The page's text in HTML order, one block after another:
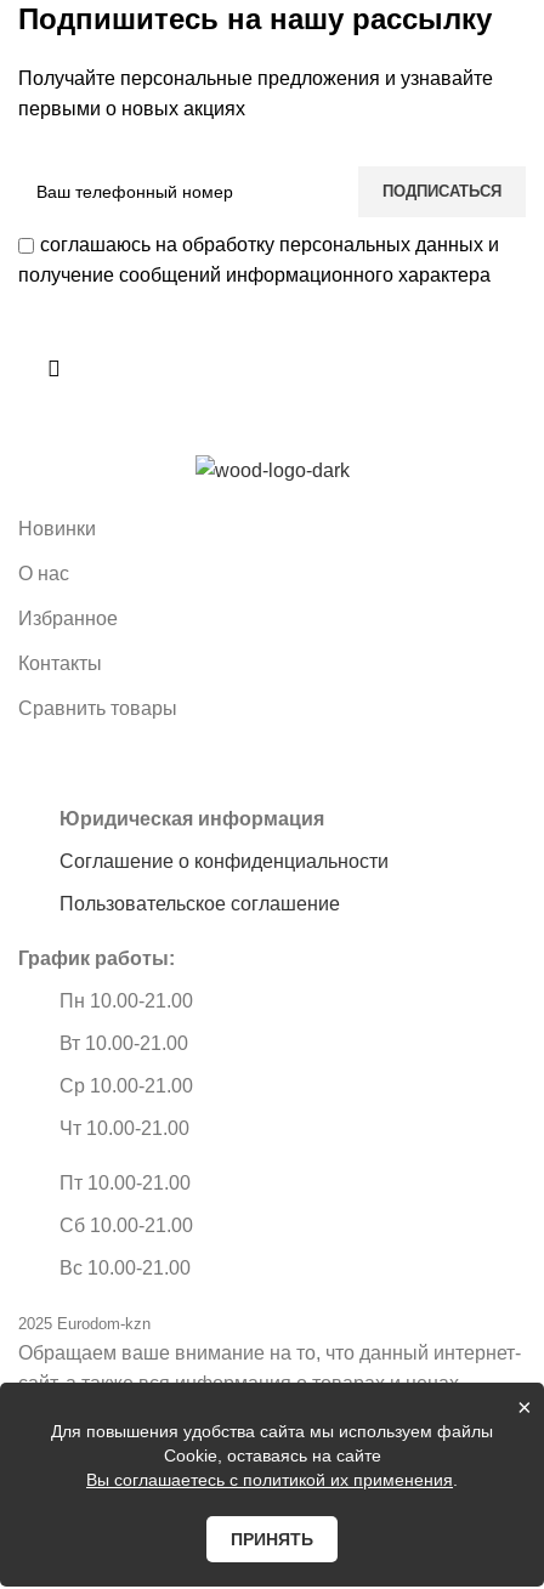
Подпишитесь на нашу рассылку
Получайте персональные предложения и узнавайте
первыми о новых акциях
соглашаюсь на обработку персональных данных и
получение сообщений информационного характера
Новинки
О нас
Избранное
Контакты
Сравнить товары
Юридическая информация
Соглашение о конфиденциальности
Пользовательское соглашение
График работы:
Пн 10.00-21.00
Вт 10.00-21.00
Ср 10.00-21.00
Чт 10.00-21.00
Пт 10.00-21.00
Сб 10.00-21.00
Вс 10.00-21.00
2025 Eurodom-kzn
Обращаем ваше внимание на то, что данный интернет-
сайт, а также вся информация о товарах и ценах,
информационный характер и ни при каких условиях не
является публичной офертой, определяемой
Российской Федерации.
Цены на сайте могут быть неактуальные, уточняйте
×
Для повышения удобства сайта мы используем файлы
Cookie, оставаясь на сайте
Вы соглашаетесь с политикой их применения
ПРИНЯТЬ